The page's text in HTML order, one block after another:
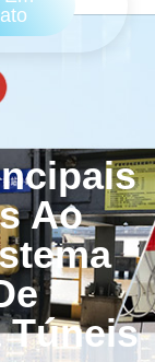
Ao
Túneis